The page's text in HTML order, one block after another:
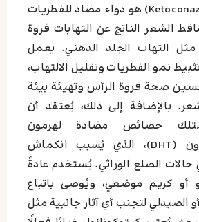
كيتوكونازول (Ketoconazole) هو دواء مضاد للفطريات
الشعر الناتج عن التهابات فروة
التهاب الجلد الدهني. يعمل
نمو الفطريات وتقليل الالتهاب،
صحة فروة الرأس وتهيئة بيئة
بالإضافة إلى ذلك، يُعتقد أن
خصائص مضادة لهرمون
ديهدروتستوستيرون (DHT)، الذي يُسبب انكماش
الصلع الوراثي. يُستخدم عادةً
كريم موضعي، ويُوصى باتباع
الصيدلي لتجنب أي آثار جانبية مثل